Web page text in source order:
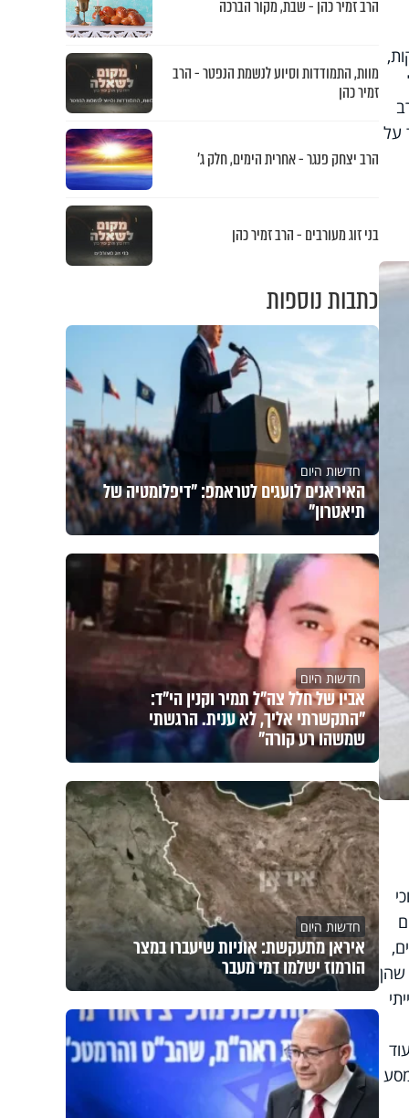
הרב
על
שהן
הרב זמיר כהן - שבת, מקור הברכה
מוות, התמודדות וסיוע לנשמת הנפטר - הרב
זמיר כהן
הרב יצחק פנגר - אחרית הימים, חלק ג’
בני זוג מעורבים - הרב זמיר כהן
כתבות נוספות
חדשות היום
האיראנים לועגים לטראמפ: "דיפלומטיה של
תיאטרון"
חדשות היום
אביו של חלל צה"ל תמיר וקנין הי"ד:
"התקשרתי אליך, לא ענית. הרגשתי
שמשהו רע קורה"
חדשות היום
איראן מתעקשת: אוניות שיעברו במצר
הורמוז ישלמו דמי מעבר